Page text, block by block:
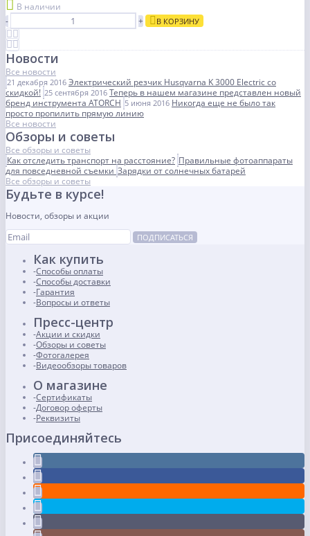
В наличии
-
+ В КОРЗИНУ
Новости
Все новости
21 декабря 2016 Электрический резчик Husqvarna K 3000 Electric со
скидкой! 25 сентября 2016 Теперь в нашем магазине представлен новый
бренд инструмента ATORCH 5 июня 2016 Никогда еще не было так
просто пропилить прямую линию
Все новости
Обзоры и советы
Все обзоры и советы
Как отследить транспорт на расстояние? Правильные фотоаппараты
для повседневной съемки Зарядки от солнечных батарей
Все обзоры и советы
Будьте в курсе!
Новости, обзоры и акции
ПОДПИСАТЬСЯ
Как купить
Способы оплаты
Способы доставки
Гарантия
Вопросы и ответы
Пресс-центр
Акции и скидки
Обзоры и советы
Фотогалерея
Видеообзоры товаров
О магазине
Сертификаты
Договор оферты
Реквизиты
Присоединяйтесь